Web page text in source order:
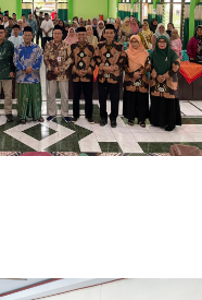
No Comments